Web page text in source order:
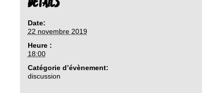
Date:
22 novembre 2019
Heure :
18:00
Catégorie d’évènement:
discussion